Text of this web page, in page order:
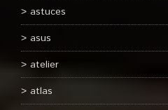
astuces
asus
atelier
atlas